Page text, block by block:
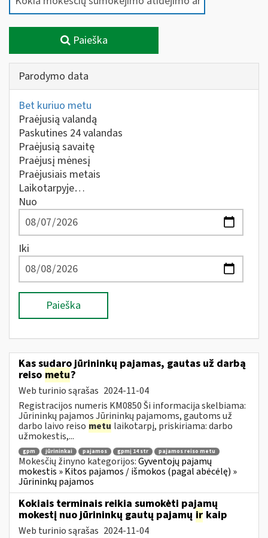
Paieška
Parodymo data
Bet kuriuo metu
Praėjusią valandą
Paskutines 24 valandas
Praėjusią savaitę
Praėjusį mėnesį
Praėjusiais metais
Laikotarpyje…
Nuo
Iki
Paieška
Kas sudaro jūrininkų pajamas, gautas už darbą
reiso metu?
Web turinio sąrašas 2024-11-04
Registracijos numeris KM0850 Ši informacija skelbiama:
Jūrininkų pajamos Jūrininkų pajamoms, gautoms už
darbo laivo reiso metu laikotarpį, priskiriama: darbo
užmokestis,...
gpm jūrininkai pajamos gpmį 14 str pajamos reiso metu
Mokesčių žinyno kategorijos:Gyventojų pajamų
mokestis » Kitos pajamos / išmokos (pagal abėcėlę) »
Jūrininkų pajamos
Kokiais terminais reikia sumokėti pajamų
mokestį nuo jūrininkų gautų pajamų ir kaip
Web turinio sąrašas 2024-11-04